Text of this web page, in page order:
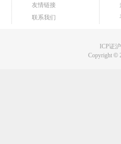
友情链接
联系我们
ICP证
Copyright ©